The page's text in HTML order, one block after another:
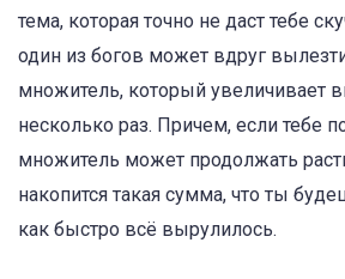
тема, которая точно не даст тебе
один из богов может вдруг
множитель, который увеличивает
несколько раз. Причем, если тебе
множитель может продолжать
накопится такая сумма, что ты
как быстро всё вырулилось.